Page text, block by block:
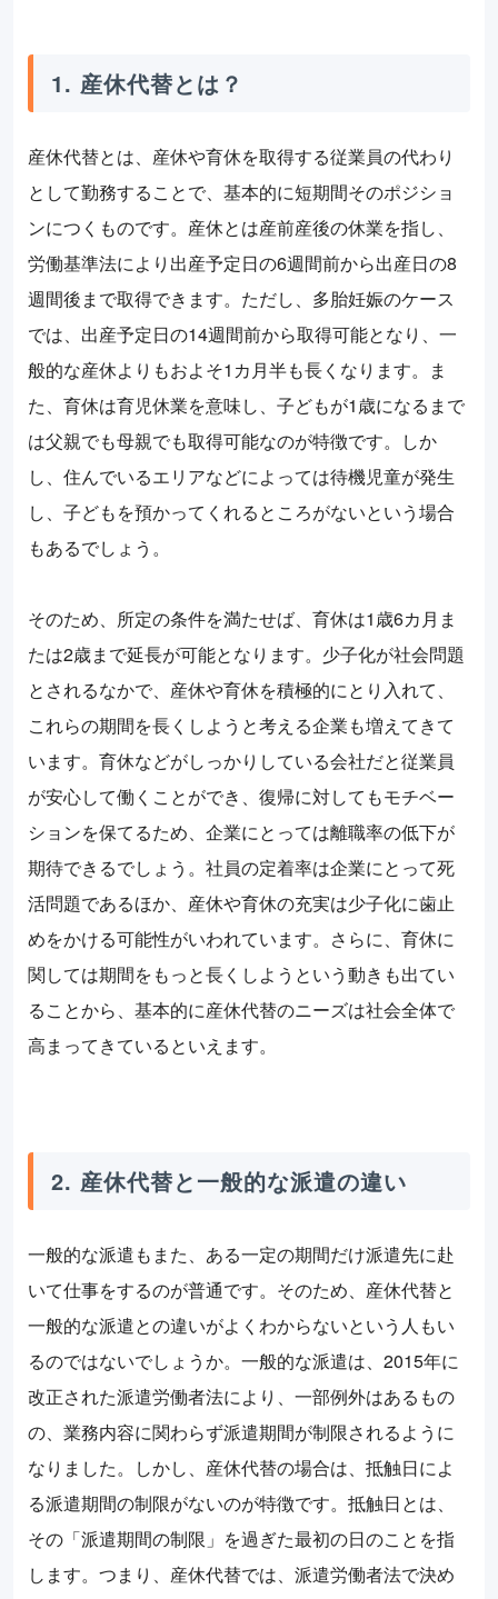
1. 産休代替とは？
産休代替とは、産休や育休を取得する従業員の代わり
として勤務することで、基本的に短期間そのポジショ
ンにつくものです。産休とは産前産後の休業を指し、
労働基準法により出産予定日の6週間前から出産日の8
週間後まで取得できます。ただし、多胎妊娠のケース
では、出産予定日の14週間前から取得可能となり、一
般的な産休よりもおよそ1カ月半も長くなります。ま
た、育休は育児休業を意味し、子どもが1歳になるまで
は父親でも母親でも取得可能なのが特徴です。しか
し、住んでいるエリアなどによっては待機児童が発生
し、子どもを預かってくれるところがないという場合
もあるでしょう。
そのため、所定の条件を満たせば、育休は1歳6カ月ま
たは2歳まで延長が可能となります。少子化が社会問題
とされるなかで、産休や育休を積極的にとり入れて、
これらの期間を長くしようと考える企業も増えてきて
います。育休などがしっかりしている会社だと従業員
が安心して働くことができ、復帰に対してもモチベー
ションを保てるため、企業にとっては離職率の低下が
期待できるでしょう。社員の定着率は企業にとって死
活問題であるほか、産休や育休の充実は少子化に歯止
めをかける可能性がいわれています。さらに、育休に
関しては期間をもっと長くしようという動きも出てい
ることから、基本的に産休代替のニーズは社会全体で
高まってきているといえます。
2. 産休代替と一般的な派遣の違い
一般的な派遣もまた、ある一定の期間だけ派遣先に赴
いて仕事をするのが普通です。そのため、産休代替と
一般的な派遣との違いがよくわからないという人もい
るのではないでしょうか。一般的な派遣は、2015年に
改正された派遣労働者法により、一部例外はあるもの
の、業務内容に関わらず派遣期間が制限されるように
なりました。しかし、産休代替の場合は、抵触日によ
る派遣期間の制限がないのが特徴です。抵触日とは、
その「派遣期間の制限」を過ぎた最初の日のことを指
します。つまり、産休代替では、派遣労働者法で決め